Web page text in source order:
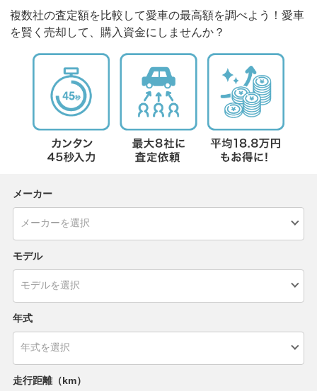
複数社の査定額を比較して愛車の最高額を調べよう！愛車
を賢く売却して、購入資金にしませんか？
メーカー
モデル
年式
走行距離（km）